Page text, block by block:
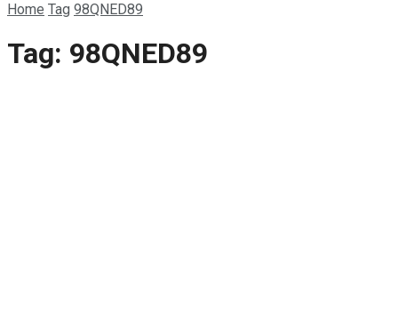
Home Tag 98QNED89
Tag: 98QNED89